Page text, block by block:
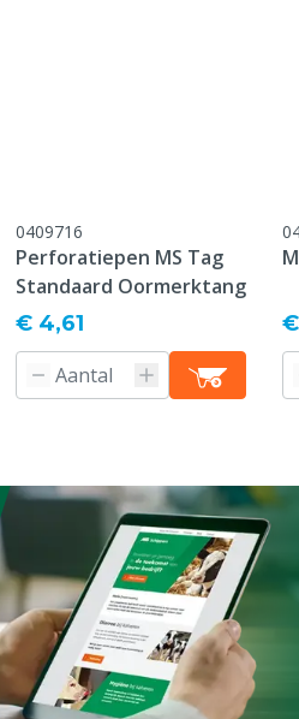
deze
0409716
Perforatiepen MS Tag
Standaard Oormerktang
€ 4,61